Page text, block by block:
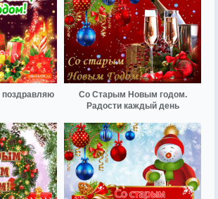
поздравляю
Со Старым Новым годом.
Радости каждый день